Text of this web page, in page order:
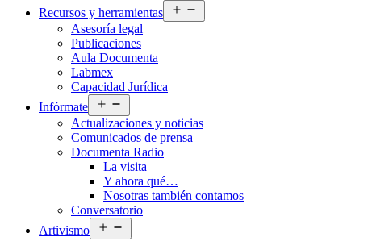
Recursos y herramientas
el
Asesoría legal
Publicaciones
Aula Documenta
Labmex
Capacidad Jurídica
Infórmate
el
menú
Actualizaciones y noticias
Comunicados de prensa
Documenta Radio
La visita
Y ahora qué…
Nosotras también contamos
Conversatorio
Artivismo
el